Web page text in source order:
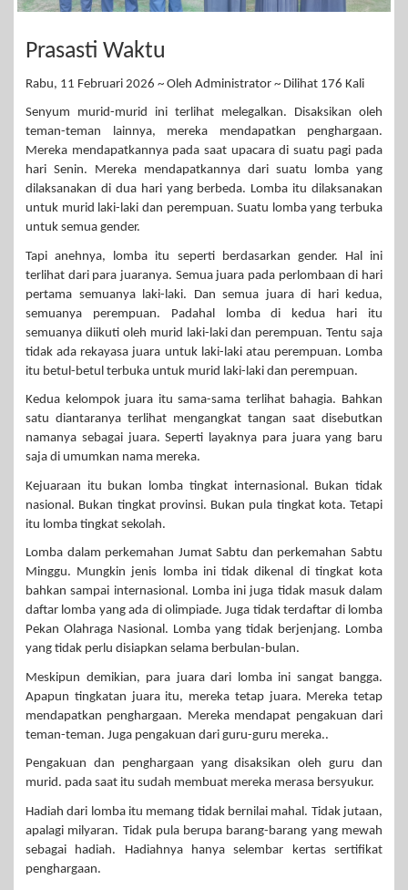
Prasasti Waktu
Rabu, 11 Februari 2026 ~ Oleh Administrator ~ Dilihat 176 Kali
Senyum murid-murid ini terlihat melegalkan. Disaksikan oleh
teman-teman lainnya, mereka mendapatkan penghargaan.
Mereka mendapatkannya pada saat upacara di suatu pagi pada
hari Senin. Mereka mendapatkannya dari suatu lomba yang
dilaksanakan di dua hari yang berbeda. Lomba itu dilaksanakan
untuk murid laki-laki dan perempuan. Suatu lomba yang terbuka
untuk semua gender.
Tapi anehnya, lomba itu seperti berdasarkan gender. Hal ini
terlihat dari para juaranya. Semua juara pada perlombaan di hari
pertama semuanya laki-laki. Dan semua juara di hari kedua,
semuanya perempuan. Padahal lomba di kedua hari itu
semuanya diikuti oleh murid laki-laki dan perempuan. Tentu saja
tidak ada rekayasa juara untuk laki-laki atau perempuan. Lomba
itu betul-betul terbuka untuk murid laki-laki dan perempuan.
Kedua kelompok juara itu sama-sama terlihat bahagia. Bahkan
satu diantaranya terlihat mengangkat tangan saat disebutkan
namanya sebagai juara. Seperti layaknya para juara yang baru
saja di umumkan nama mereka.
Kejuaraan itu bukan lomba tingkat internasional. Bukan tidak
nasional. Bukan tingkat provinsi. Bukan pula tingkat kota. Tetapi
itu lomba tingkat sekolah.
Lomba dalam perkemahan Jumat Sabtu dan perkemahan Sabtu
Minggu. Mungkin jenis lomba ini tidak dikenal di tingkat kota
bahkan sampai internasional. Lomba ini juga tidak masuk dalam
daftar lomba yang ada di olimpiade. Juga tidak terdaftar di lomba
Pekan Olahraga Nasional. Lomba yang tidak berjenjang. Lomba
yang tidak perlu disiapkan selama berbulan-bulan.
Meskipun demikian, para juara dari lomba ini sangat bangga.
Apapun tingkatan juara itu, mereka tetap juara. Mereka tetap
mendapatkan penghargaan. Mereka mendapat pengakuan dari
teman-teman. Juga pengakuan dari guru-guru mereka..
Pengakuan dan penghargaan yang disaksikan oleh guru dan
murid. pada saat itu sudah membuat mereka merasa bersyukur.
Hadiah dari lomba itu memang tidak bernilai mahal. Tidak jutaan,
apalagi milyaran. Tidak pula berupa barang-barang yang mewah
sebagai hadiah. Hadiahnya hanya selembar kertas sertifikat
penghargaan.